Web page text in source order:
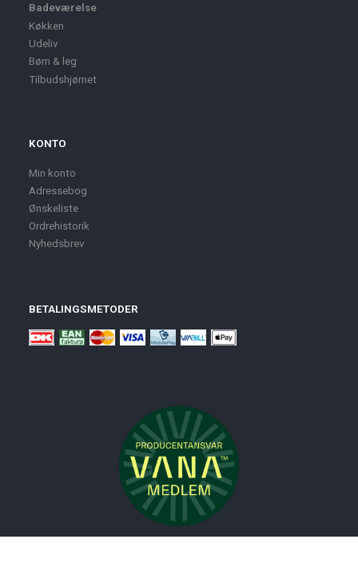
Badeværelse
Køkken
Udeliv
Børn & leg
Tilbudshjørnet
KONTO
Min konto
Adressebog
Ønskeliste
Ordrehistorik
Nyhedsbrev
BETALINGSMETODER